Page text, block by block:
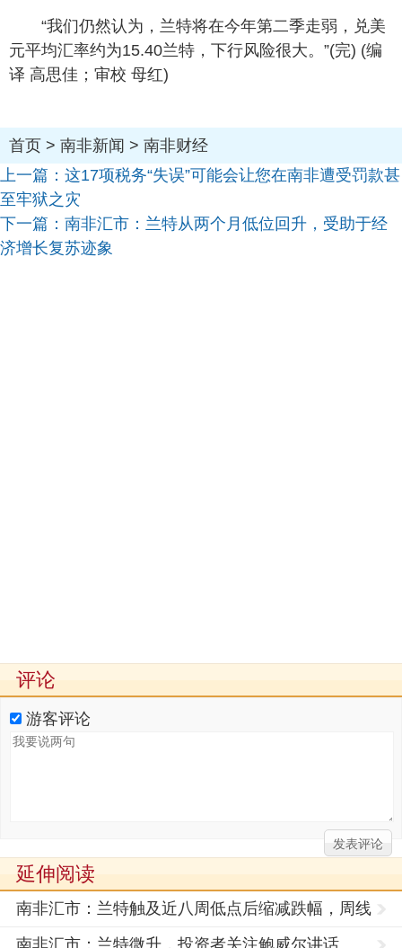
“我们仍然认为，兰特将在今年第二季走弱，兑美
元平均汇率约为15.40兰特，下行风险很大。”(完) (编
译 高思佳；审校 母红)
首页 > 南非新闻 > 南非财经
上一篇： 这17项税务“失误”可能会让您在南非遭受罚款甚
至牢狱之灾
下一篇： 南非汇市：兰特从两个月低位回升，受助于经
济增长复苏迹象
评论
游客评论
延伸阅读
南非汇市：兰特触及近八周低点后缩减跌幅，周线
下跌逾2%
南非汇市：兰特微升，投资者关注鲍威尔讲话